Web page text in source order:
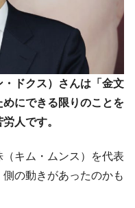
ールが着韓！⇒ さっそ
極右勢力」のプラカー
でに18.4GW規模のAIデ
ってば。
バレッジETFの清算は
ランドを通報しようキ
ドクス）さんは「金文
にできる限りのことを
人です。
キム・ムンス）を代表
の動きがあったのかも